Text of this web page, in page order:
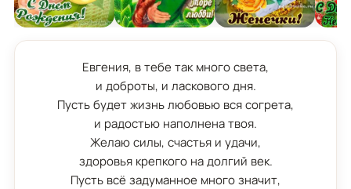
Евгения, в тебе так много света,
и доброты, и ласкового дня.
Пусть будет жизнь любовью вся согрета,
и радостью наполнена твоя.
Желаю силы, счастья и удачи,
здоровья крепкого на долгий век.
Пусть всё задуманное много значит,